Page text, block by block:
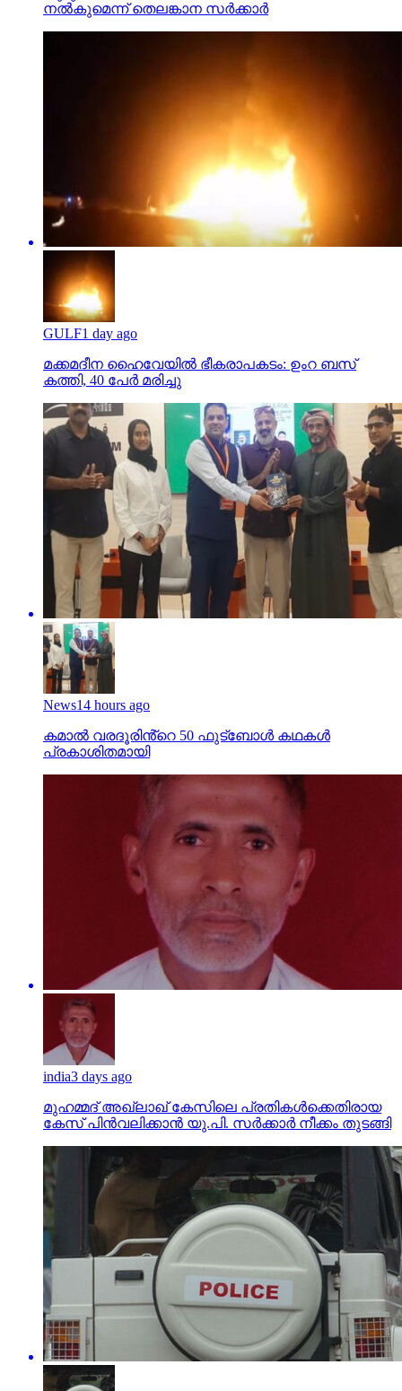
നല്‍കുമെന്ന് തെലങ്കാന സര്‍ക്കാര്‍
GULF1 day ago
മക്കമദീന ഹൈവേയില്‍ ഭീകരാപകടം: ഉംറ ബസ്
കത്തി, 40 പേര്‍ മരിച്ചു
News14 hours ago
കമാൽ വരദൂരിൻ്റെ 50 ഫുട്ബോൾ കഥകൾ
പ്രകാശിതമായി
india3 days ago
മുഹമ്മദ് അഖ്‌ലാഖ് കേസിലെ പ്രതികള്‍ക്കെതിരായ
കേസ് പിന്‍വലിക്കാന്‍ യു.പി. സര്‍ക്കാര്‍ നീക്കം തുടങ്ങി